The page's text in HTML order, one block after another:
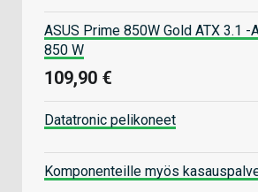
ASUS Prime 850W Gold ATX 3.1 -
850 W
109,90 €
Datatronic pelikoneet
Komponenteille myös